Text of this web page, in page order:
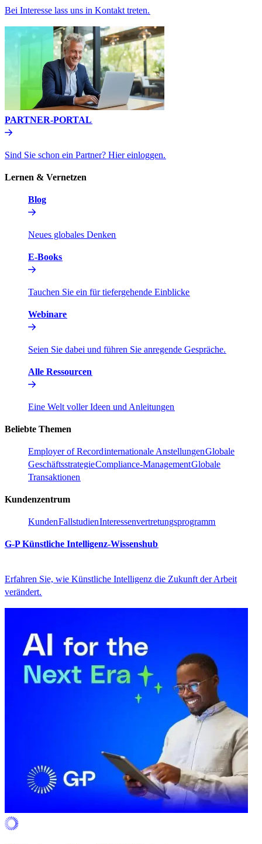
Bei Interesse lass uns in Kontakt treten.​​
PARTNER-PORTAL​​
Sind Sie schon ein Partner? Hier einloggen.​​
Lernen & Vernetzen​​
Blog​​
Neues globales Denken​​
E-Books​​
Tauchen Sie ein für tiefergehende Einblicke​​
Webinare​​
Seien Sie dabei und führen Sie anregende Gespräche.​​
Alle Ressourcen​​
Eine Welt voller Ideen und Anleitungen​​
Beliebte Themen​​
Employer of Record​​internationale Anstellungen​​Globale
Geschäftsstrategie​​Compliance-Management​​Globale
Transaktionen​​
Kundenzentrum​​
Kunden​​Fallstudien​​Interessenvertretungsprogramm​​
G-P Künstliche Intelligenz-Wissenshub​​
Erfahren Sie, wie Künstliche Intelligenz die Zukunft der Arbeit
verändert.​​